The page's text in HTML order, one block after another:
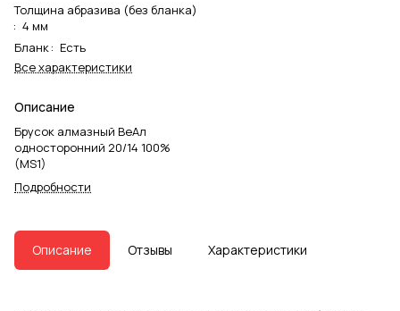
Толщина абразива (без бланка)
: 4 мм
Бланк: Есть
Все характеристики
Описание
Брусок алмазный ВеАл
односторонний 20/14 100%
(MS1)
Подробности
Описание Отзывы Характеристики